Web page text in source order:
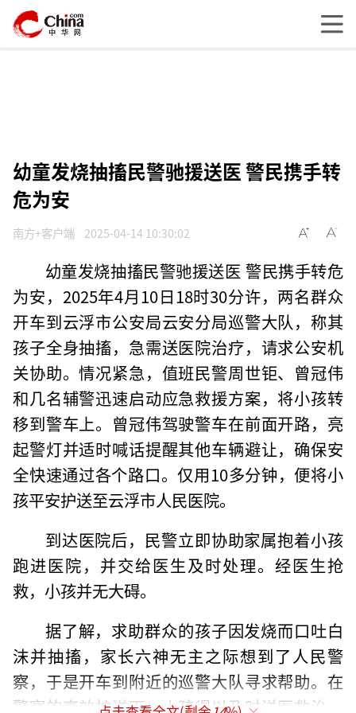
幼童发烧抽搐民警驰援送医 警民携手转
危为安
南方+客户端 2025-04-14 10:30:02
幼童发烧抽搐民警驰援送医 警民携手转危
为安，2025年4月10日18时30分许，两名群众
开车到云浮市公安局云安分局巡警大队，称其
孩子全身抽搐，急需送医院治疗，请求公安机
关协助。情况紧急，值班民警周世钜、曾冠伟
和几名辅警迅速启动应急救援方案，将小孩转
移到警车上。曾冠伟驾驶警车在前面开路，亮
起警灯并适时喊话提醒其他车辆避让，确保安
全快速通过各个路口。仅用10多分钟，便将小
孩平安护送至云浮市人民医院。
到达医院后，民警立即协助家属抱着小孩
跑进医院，并交给医生及时处理。经医生抢
救，小孩并无大碍。
据了解，求助群众的孩子因发烧而口吐白
沫并抽搐，家长六神无主之际想到了人民警
察，于是开车到附近的巡警大队寻求帮助。在
警察的高效护送下，小孩得以及时送医救治，